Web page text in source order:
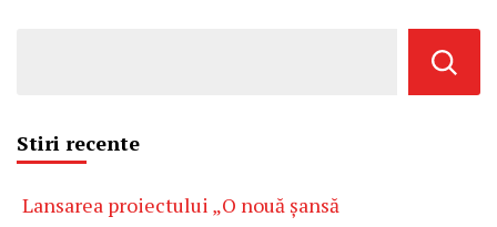
Stiri recente
Lansarea proiectului „O nouă șansă